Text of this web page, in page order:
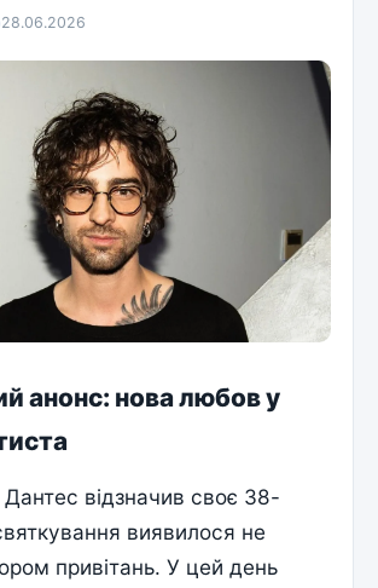
28.06.2026
анонс: нова любов у
відзначив своє 38-
виявилося не
привітань. У цей день